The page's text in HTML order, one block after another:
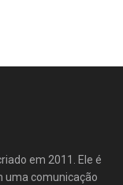
em 2011. Ele é
uma comunicação